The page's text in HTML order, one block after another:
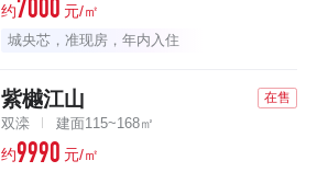
约7000 元/㎡
城央芯，准现房，年内入住
紫樾江山 在售
双滦 建面115~168㎡
约9990 元/㎡